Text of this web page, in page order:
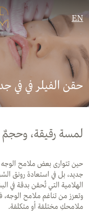
EN
حقن الفيلر في في
لمسة رقيقة، وحجمٌ
حين تتوارى بعض ملامح الوجه
جديد، بل في استعادة رونق
الهلامية التي تُحقن بدقة في
وتعزز من تناغم ملامح الوجه،
ملامحكِ مختلفة أو متكلفة.